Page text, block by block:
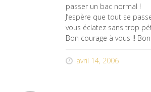
passer un bac normal !
J’espère que tout se
vous éclatez sans trop
Bon courage à vous !!
avril 14, 2006